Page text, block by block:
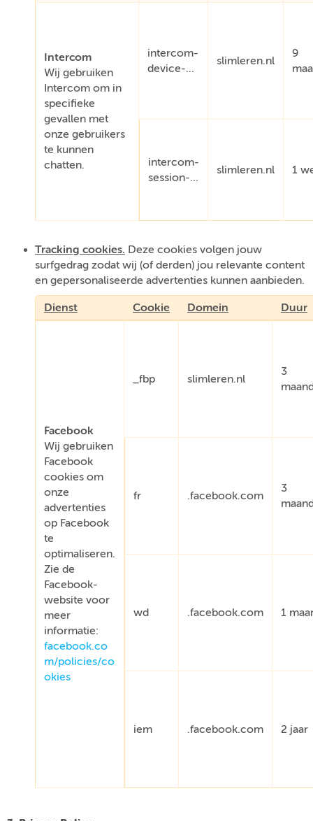
Intercom
Wij gebruiken
Intercom om in
specifieke
gevallen met
onze gebruikers
te kunnen
chatten.
intercom-
device-...
slimleren.nl
9
intercom-
session-...
slimleren.nl 1
Tracking cookies. Deze cookies volgen jouw
surfgedrag zodat wij (of derden) jou relevante content
en gepersonaliseerde advertenties kunnen aanbieden.
Dienst Cookie Domein Duur
Facebook
Wij gebruiken
Facebook
cookies om
onze
advertenties
op Facebook
te
optimaliseren.
Zie de
Facebook-
website voor
meer
informatie:
facebook.co
m/policies/co
okies
_fbp slimleren.nl
3
fr .facebook.com
3
wd .facebook.com 1
iem .facebook.com 2 jaar